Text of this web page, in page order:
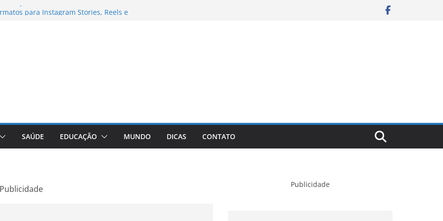
para Trabalho
A Comprehensive Review of the
Loss Pill
SAÚDE EDUCAÇÃO MUNDO DICAS CONTATO
Publicidade Publicidade